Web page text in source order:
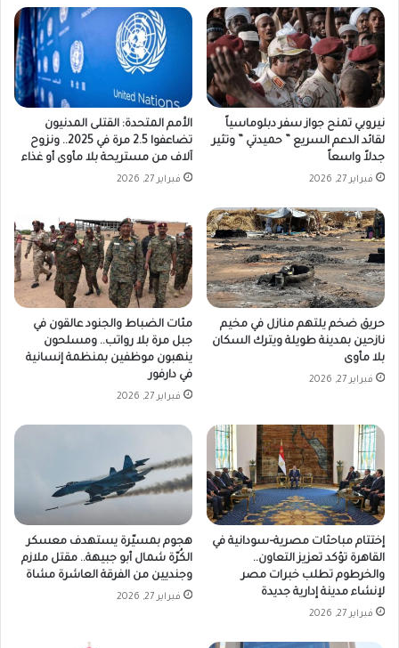
نيروبي تمنح جواز سفر دبلوماسياً
لقائد الدعم السريع ” حميدتي ” وتثير
جدلاً واسعاً
فبراير 27, 2026
الأمم المتحدة: القتلى المدنيون
تضاعفوا 2.5 مرة في 2025.. ونزوح
آلاف من مستريحة بلا مأوى أو غذاء
فبراير 27, 2026
حريق ضخم يلتهم منازل في مخيم
نازحين بمدينة طويلة ويترك السكان
بلا مأوى
فبراير 27, 2026
مئات الضباط والجنود عالقون في
جبل مرة بلا رواتب.. ومسلحون
ينهبون موظفين بمنظمة إنسانية
في دارفور
فبراير 27, 2026
إختتام مباحثات مصرية–سودانية في
القاهرة تؤكد تعزيز التعاون..
والخرطوم تطلب خبرات مصر
لإنشاء مدينة إدارية جديدة
فبراير 27, 2026
هجوم بمسيّرة يستهدف معسكر
الكُرّة شمال أبو جبيهة.. مقتل ملازم
وجنديين من الفرقة العاشرة مشاة
فبراير 27, 2026